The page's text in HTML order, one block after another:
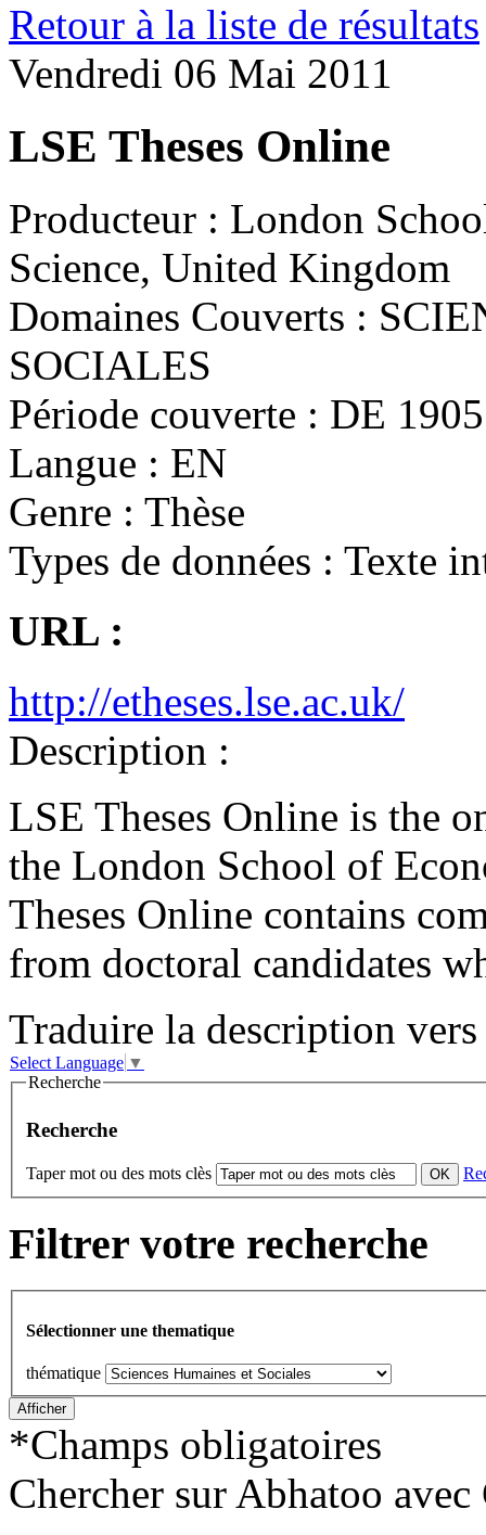
Retour à la liste de résultats
Vendredi 06 Mai 2011
LSE Theses Online
Producteur : London
Science, United Kingdom
Domaines Couverts :
SOCIALES
Période couverte : DE
Langue : EN
Genre : Thèse
Types de données : Texte
URL :
http://etheses.lse.ac.uk/
Description :
LSE Theses Online is the
the London School of
Theses Online contains
from doctoral candidates
Traduire la description
Select Language ▼
Recherche
Recherche
Taper mot ou des mots clès
Filtrer votre recherche
Sélectionner une thematique
thématique
*Champs obligatoires
Chercher sur Abhatoo